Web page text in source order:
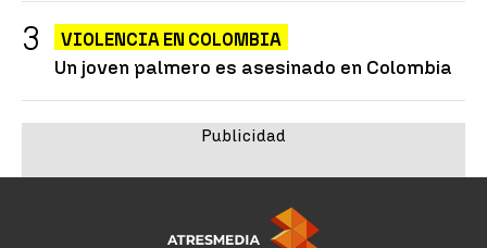
VIOLENCIA EN COLOMBIA
Un joven palmero es asesinado en Colombia